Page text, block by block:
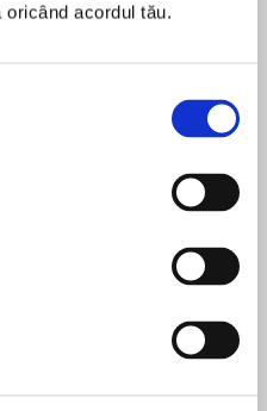
acordul tău.
most: to
the boy next door
to a woman
is devastated;
holes up and turns
rewriting a
North Carolina,